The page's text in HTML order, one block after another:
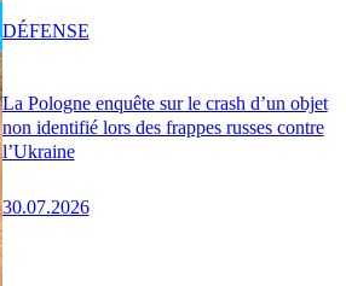
La Pologne enquête sur le crash d’un objet
non identifié lors des frappes russes contre
l’Ukraine
30.07.2026
DÉFENSE